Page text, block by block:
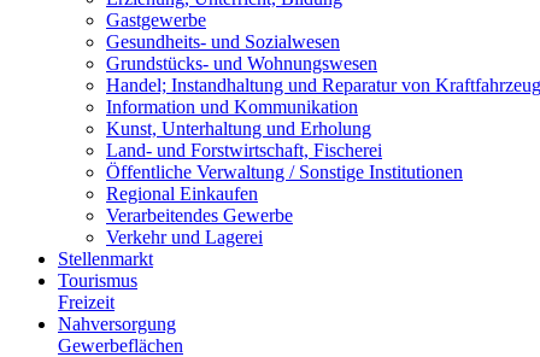
Gastgewerbe
Gesundheits- und Sozialwesen
Grundstücks- und Wohnungswesen
Handel; Instandhaltung und Reparatur von
Information und Kommunikation
Kunst, Unterhaltung und Erholung
Land- und Forstwirtschaft, Fischerei
Öffentliche Verwaltung / Sonstige Institutionen
Regional Einkaufen
Verarbeitendes Gewerbe
Verkehr und Lagerei
Stellenmarkt
Tourismus
Freizeit
Nahversorgung
Gewerbeflächen